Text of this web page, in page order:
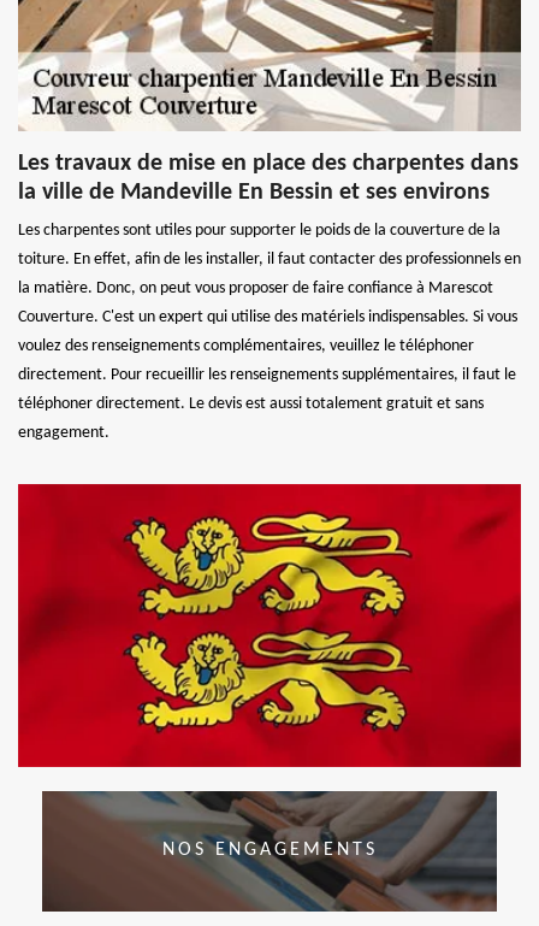
Les travaux de mise en place des charpentes dans
la ville de Mandeville En Bessin et ses environs
Les charpentes sont utiles pour supporter le poids de la couverture de la
toiture. En effet, afin de les installer, il faut contacter des professionnels en
la matière. Donc, on peut vous proposer de faire confiance à Marescot
Couverture. C'est un expert qui utilise des matériels indispensables. Si vous
voulez des renseignements complémentaires, veuillez le téléphoner
directement. Pour recueillir les renseignements supplémentaires, il faut le
téléphoner directement. Le devis est aussi totalement gratuit et sans
engagement.
NOS ENGAGEMENTS